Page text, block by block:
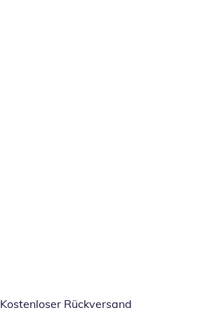
Kostenloser Rückversand